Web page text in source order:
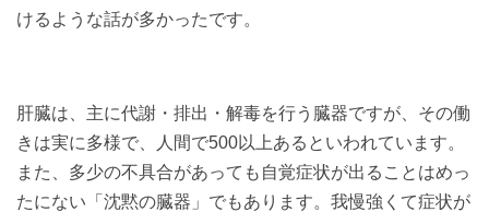
けるような話が多かったです。
肝臓は、主に代謝・排出・解毒を行う臓器ですが、その働
きは実に多様で、人間で500以上あるといわれています。
また、多少の不具合があっても自覚症状が出ることはめっ
たにない「沈黙の臓器」でもあります。我慢強くて症状が